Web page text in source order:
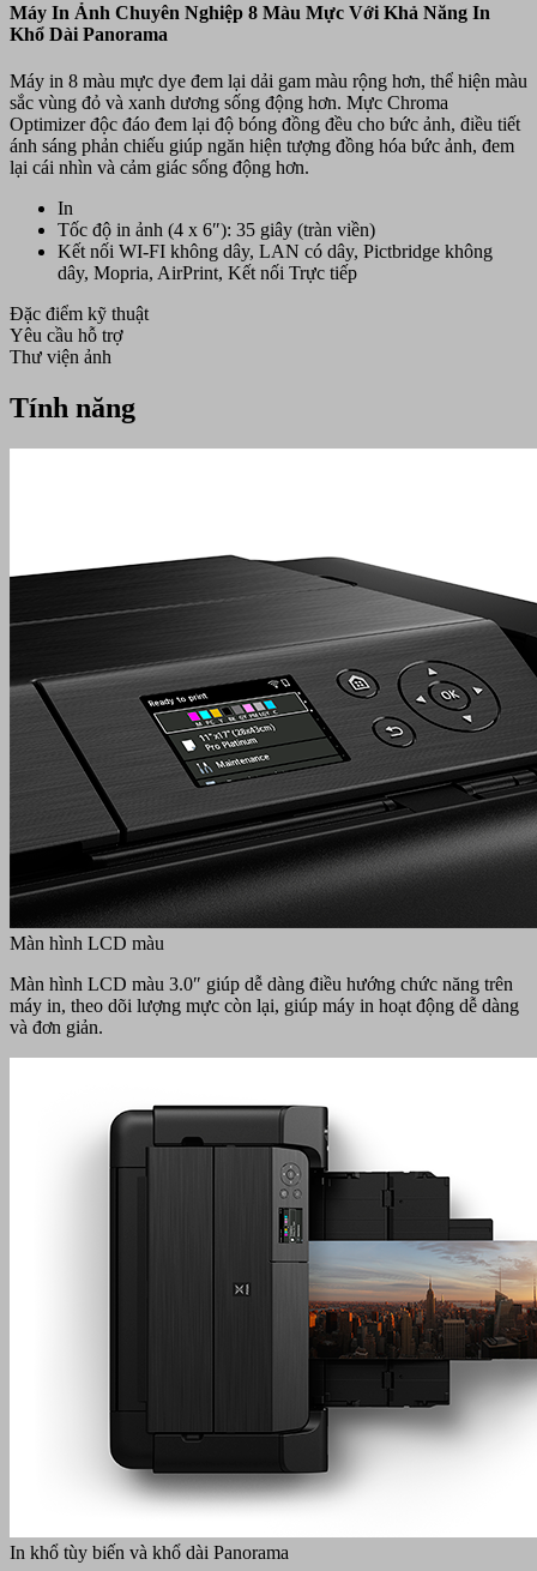
Máy In Ảnh Chuyên Nghiệp 8 Màu Mực Với Khả Năng In
Khổ Dài Panorama
Máy in 8 màu mực dye đem lại dải gam màu rộng hơn, thể hiện màu
sắc vùng đỏ và xanh dương sống động hơn. Mực Chroma
Optimizer độc đáo đem lại độ bóng đồng đều cho bức ảnh, điều tiết
ánh sáng phản chiếu giúp ngăn hiện tượng đồng hóa bức ảnh, đem
lại cái nhìn và cảm giác sống động hơn.
In
Tốc độ in ảnh (4 x 6″): 35 giây (tràn viền)
Kết nối WI-FI không dây, LAN có dây, Pictbridge không
dây, Mopria, AirPrint, Kết nối Trực tiếp
Đặc điểm kỹ thuật
Yêu cầu hỗ trợ
Thư viện ảnh
Tính năng
Màn hình LCD màu
Màn hình LCD màu 3.0″ giúp dễ dàng điều hướng chức năng trên
máy in, theo dõi lượng mực còn lại, giúp máy in hoạt động dễ dàng
và đơn giản.
In khổ tùy biến và khổ dài Panorama